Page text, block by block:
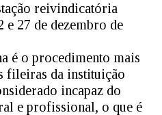
reivindicatória
e 27 de dezembro de
é o procedimento mais
fileiras da instituição
incapaz do
e profissional, o que é